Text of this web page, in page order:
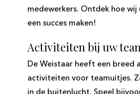
medewerkers. Ontdek hoe
een succes maken!
Activiteiten bij uw
De Weistaar heeft een breed
activiteiten voor teamuitjes.
in de buitenlucht. Speel